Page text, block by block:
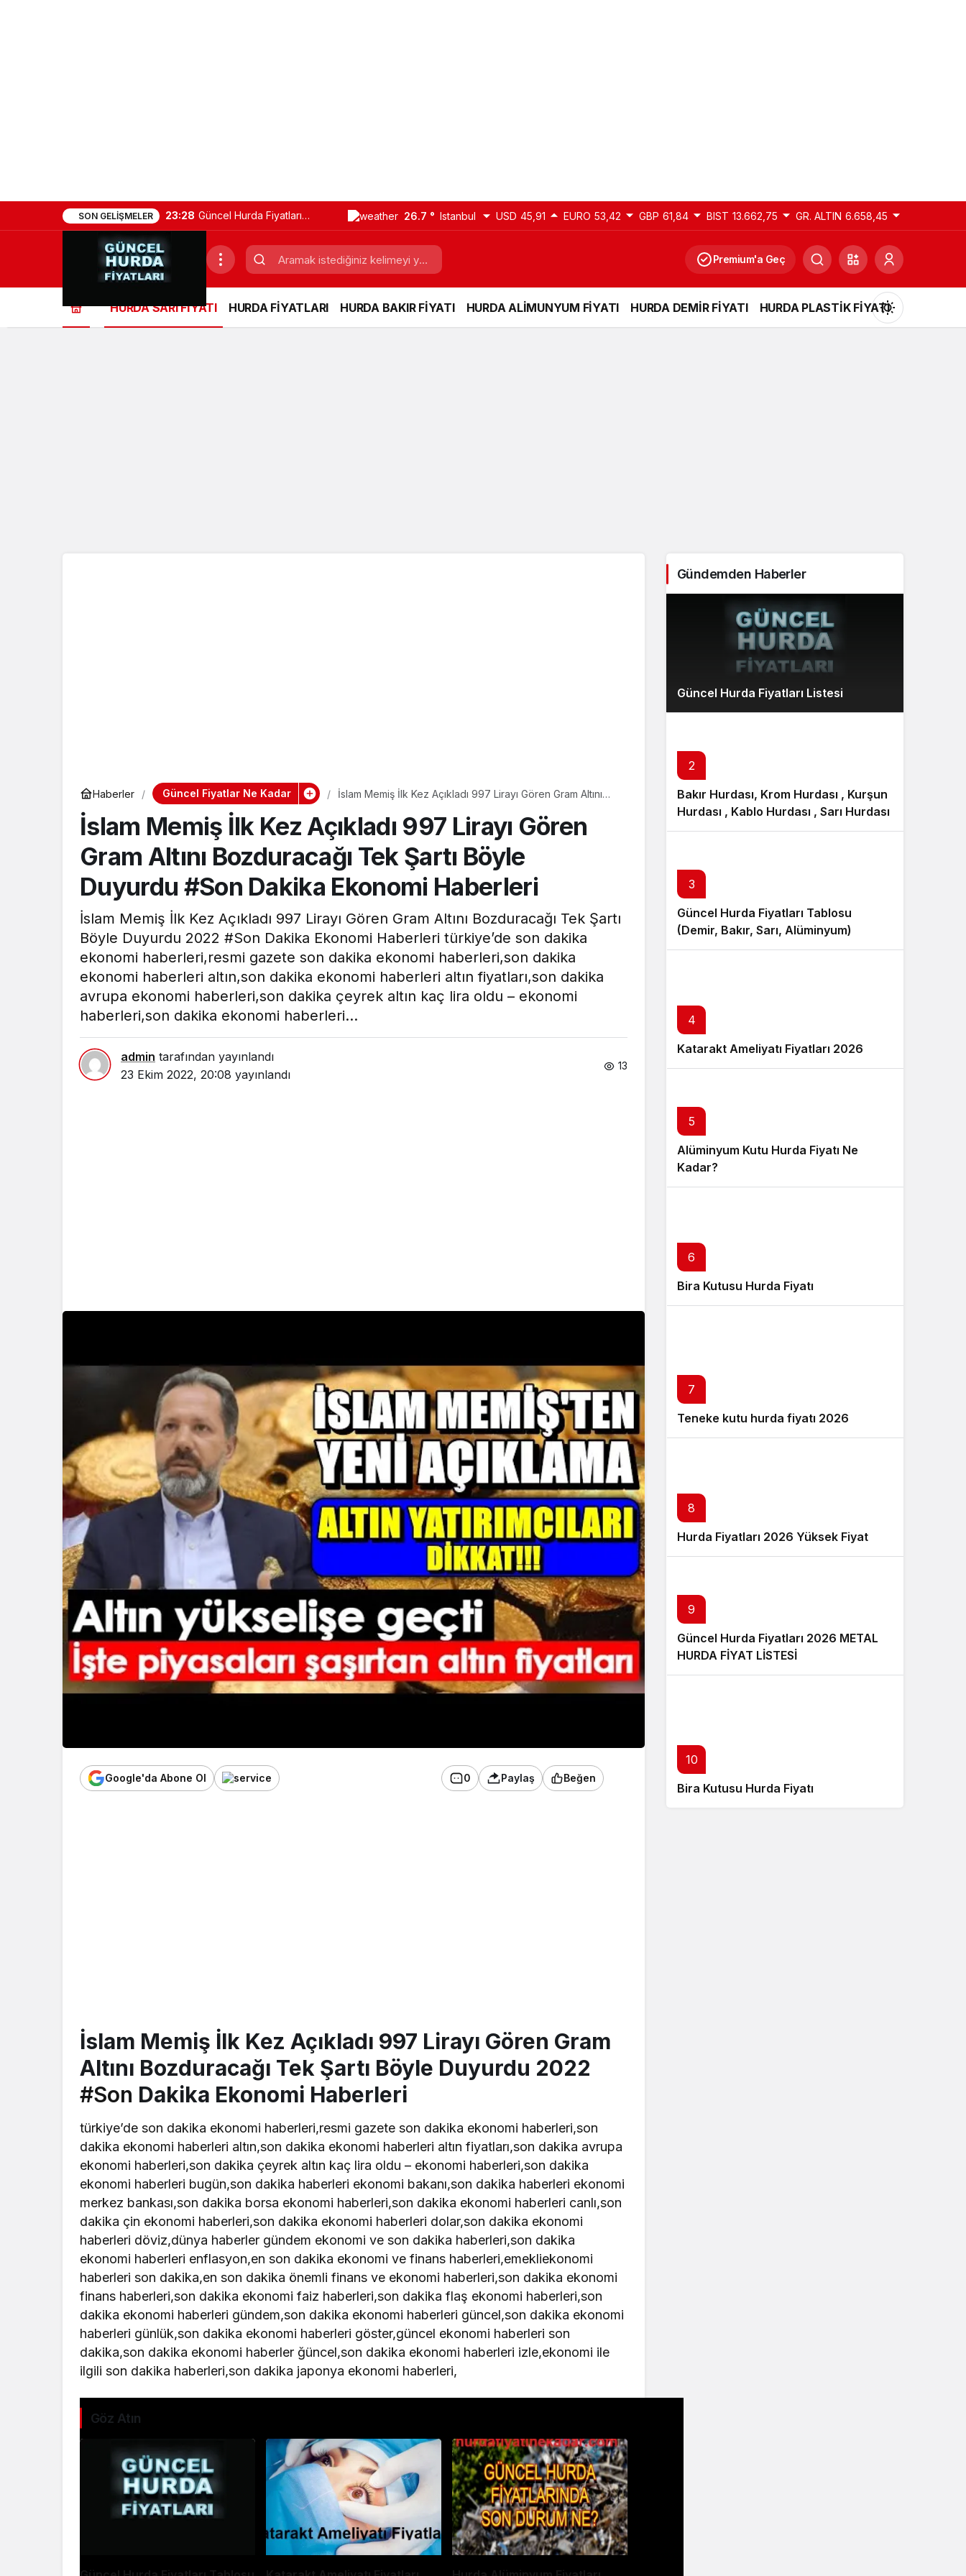
SON GELIŞMELER 23:28 Güncel Hurda Fiyatları
Tablosu (Demir, Bakır,
Sarı, Alüminyum)
26.7 ° Istanbul USD 45,91 EURO 53,42 GBP 61,84 BIST 13.662,75 GR. ALTIN 6.658,45
Premium'a Geç
HURDA SARI FİYATI HURDA FİYATLARI HURDA BAKIR FİYATI HURDA ALİMUNYUM FİYATI HURDA DEMİR FİYATI HURDA PLASTİK FİYATI
Haberler Güncel Fiyatlar Ne Kadar
İslam Memiş İlk Kez Açıkladı 997 Lirayı Gören Gram Altını
Ekonomi Haberleri
İslam Memiş İlk Kez Açıkladı 997 Lirayı Gören
Gram Altını Bozduracağı Tek Şartı Böyle
Duyurdu #Son Dakika Ekonomi Haberleri
İslam Memiş İlk Kez Açıkladı 997 Lirayı Gören Gram Altını Bozduracağı Tek Şartı
Böyle Duyurdu 2022 #Son Dakika Ekonomi Haberleri türkiye’de son dakika
ekonomi haberleri,resmi gazete son dakika ekonomi haberleri,son dakika
ekonomi haberleri altın,son dakika ekonomi haberleri altın fiyatları,son dakika
avrupa ekonomi haberleri,son dakika çeyrek altın kaç lira oldu – ekonomi
haberleri,son dakika ekonomi haberleri…
admin tarafından yayınlandı
23 Ekim 2022, 20:08 yayınlandı
13
Google'da Abone Ol 0 Paylaş Beğen
İslam Memiş İlk Kez Açıkladı 997 Lirayı Gören Gram
Altını Bozduracağı Tek Şartı Böyle Duyurdu 2022
#Son Dakika Ekonomi Haberleri
türkiye’de son dakika ekonomi haberleri,resmi gazete son dakika ekonomi haberleri,son
dakika ekonomi haberleri altın,son dakika ekonomi haberleri altın fiyatları,son dakika avrupa
ekonomi haberleri,son dakika çeyrek altın kaç lira oldu – ekonomi haberleri,son dakika
ekonomi haberleri bugün,son dakika haberleri ekonomi bakanı,son dakika haberleri ekonomi
merkez bankası,son dakika borsa ekonomi haberleri,son dakika ekonomi haberleri canlı,son
dakika çin ekonomi haberleri,son dakika ekonomi haberleri dolar,son dakika ekonomi
haberleri döviz,dünya haberler gündem ekonomi ve son dakika haberleri,son dakika
ekonomi haberleri enflasyon,en son dakika ekonomi ve finans haberleri,emekliekonomi
haberleri son dakika,en son dakika önemli finans ve ekonomi haberleri,son dakika ekonomi
finans haberleri,son dakika ekonomi faiz haberleri,son dakika flaş ekonomi haberleri,son
dakika ekonomi haberleri gündem,son dakika ekonomi haberleri güncel,son dakika ekonomi
haberleri günlük,son dakika ekonomi haberleri göster,güncel ekonomi haberleri son
dakika,son dakika ekonomi haberler ğüncel,son dakika ekonomi haberleri izle,ekonomi ile
ilgili son dakika haberleri,son dakika japonya ekonomi haberleri,
Göz Atın
Gündemden Haberler
Güncel Hurda Fiyatları Listesi
2
Bakır Hurdası, Krom Hurdası , Kurşun
Hurdası , Kablo Hurdası , Sarı Hurdası
3
Güncel Hurda Fiyatları Tablosu
(Demir, Bakır, Sarı, Alüminyum)
4
Katarakt Ameliyatı Fiyatları 2026
5
Alüminyum Kutu Hurda Fiyatı Ne
Kadar?
6
Bira Kutusu Hurda Fiyatı
7
Teneke kutu hurda fiyatı 2026
8
Hurda Fiyatları 2026 Yüksek Fiyat
9
Güncel Hurda Fiyatları 2026 METAL
HURDA FİYAT LİSTESİ
10
Bira Kutusu Hurda Fiyatı